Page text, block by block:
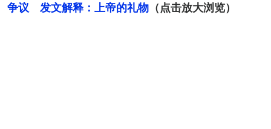
争议　发文解释：上帝的礼物 （点击放大浏览）